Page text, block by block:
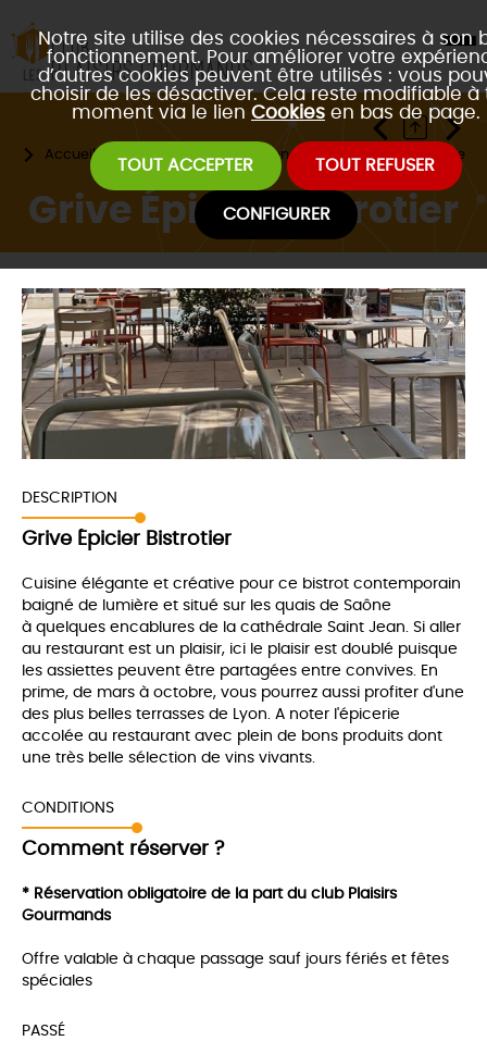
Notre site utilise des cookies nécessaires à son
fonctionnement. Pour améliorer votre
d’autres cookies peuvent être utilisés : vous
choisir de les désactiver. Cela reste modifiable à
moment via le lien Cookies en bas de page.
TOUT ACCEPTER TOUT REFUSER
CONFIGURER
Accueil Les restaurants partenaires Type de cuisine
Grive Épicier Bistrotier
DESCRIPTION
Grive Épicier Bistrotier
Cuisine élégante et créative pour ce bistrot contemporain
baigné de lumière et situé sur les quais de Saône
à quelques encablures de la cathédrale Saint Jean. Si aller
au restaurant est un plaisir, ici le plaisir est doublé puisque
les assiettes peuvent être partagées entre convives. En
prime, de mars à octobre, vous pourrez aussi profiter d'une
des plus belles terrasses de Lyon. A noter l'épicerie
accolée au restaurant avec plein de bons produits dont
une très belle sélection de vins vivants.
CONDITIONS
Comment réserver ?
* Réservation obligatoire de la part du club Plaisirs
Gourmands
Offre valable à chaque passage sauf jours fériés et fêtes
spéciales
PASSÉ